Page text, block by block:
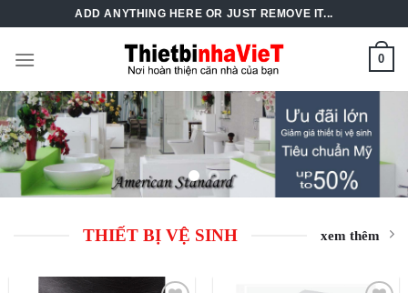
content
ADD ANYTHING HERE OR JUST REMOVE IT...
0
THIẾT BỊ VỆ SINH xem thêm